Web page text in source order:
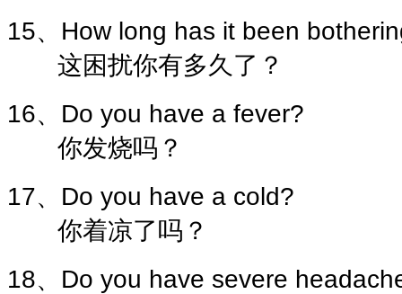
15、How long has it been
这困扰你有多久了？
16、Do you have a fever?
你发烧吗？
17、Do you have a cold?
你着凉了吗？
18、Do you have severe